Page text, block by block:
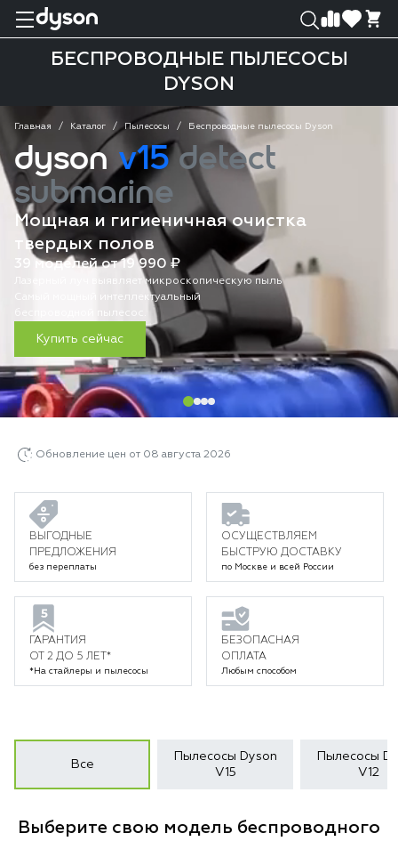
БЕСПРОВОДНЫЕ ПЫЛЕСОСЫ
DYSON
Главная Каталог Пылесосы Беспроводные пылесосы Dyson
dysonv15 detect
submarine
Мощная и гигиеничная очистка
твердых полов
39 моделей от 19 990 ₽
Лазерный луч выявляет микроскопическую пыль
Самый мощный интеллектуальный
беспроводной пылесос.
Купить сейчас
Обновление цен от 08 августа 2026
ВЫГОДНЫЕ
ПРЕДЛОЖЕНИЯ
без переплаты
ОСУЩЕСТВЛЯЕМ
БЫСТРУЮ ДОСТАВКУ
по Москве и всей России
ГАРАНТИЯ
ОТ 2 ДО 5 ЛЕТ*
*На стайлеры и пылесосы
БЕЗОПАСНАЯ
ОПЛАТА
Любым способом
Все
Пылесосы Dyson
V15
Пылесосы
V12
Выберите свою модель беспроводного